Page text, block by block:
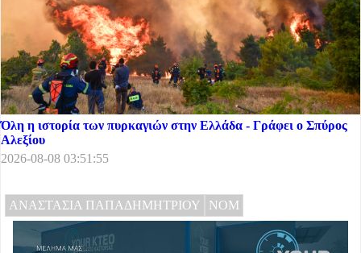
Όλη η ιστορία των πυρκαγιών στην Ελλάδα - Γράφει ο Σπύρος
Αλεξίου
2026-08-08 03:51:55
ΑΝΑΣΤΑΣΙΑ ΠΑΠΑΔΗΜΗΤΡΙΟΥ ΝΟΜ